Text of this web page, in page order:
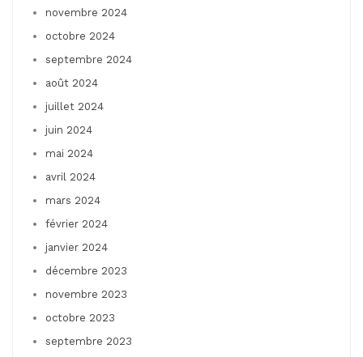
novembre 2024
octobre 2024
septembre 2024
août 2024
juillet 2024
juin 2024
mai 2024
avril 2024
mars 2024
février 2024
janvier 2024
décembre 2023
novembre 2023
octobre 2023
septembre 2023